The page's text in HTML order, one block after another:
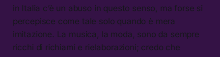
in Italia c’è un abuso in questo senso, ma forse si
percepisce come tale solo quando è mera
imitazione. La musica, la moda, sono da sempre
ricchi di richiami e rielaborazioni; credo che